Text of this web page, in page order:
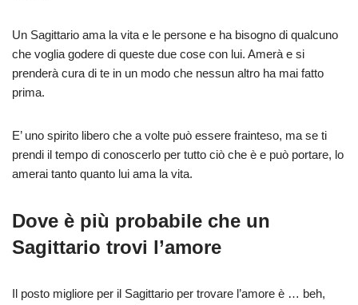
Un Sagittario ama la vita e le persone e ha bisogno di qualcuno
che voglia godere di queste due cose con lui. Amerà e si
prenderà cura di te in un modo che nessun altro ha mai fatto
prima.
E’ uno spirito libero che a volte può essere frainteso, ma se ti
prendi il tempo di conoscerlo per tutto ciò che è e può portare, lo
amerai tanto quanto lui ama la vita.
Dove è più probabile che un
Sagittario trovi l’amore
Il posto migliore per il Sagittario per trovare l’amore è … beh,